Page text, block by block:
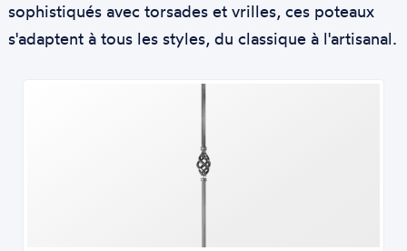
sophistiqués avec torsades et vrilles, ces poteaux
s'adaptent à tous les styles, du classique à l'artisanal.